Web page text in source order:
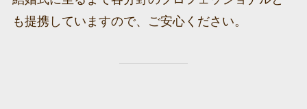
も提携していますので、ご安心ください。